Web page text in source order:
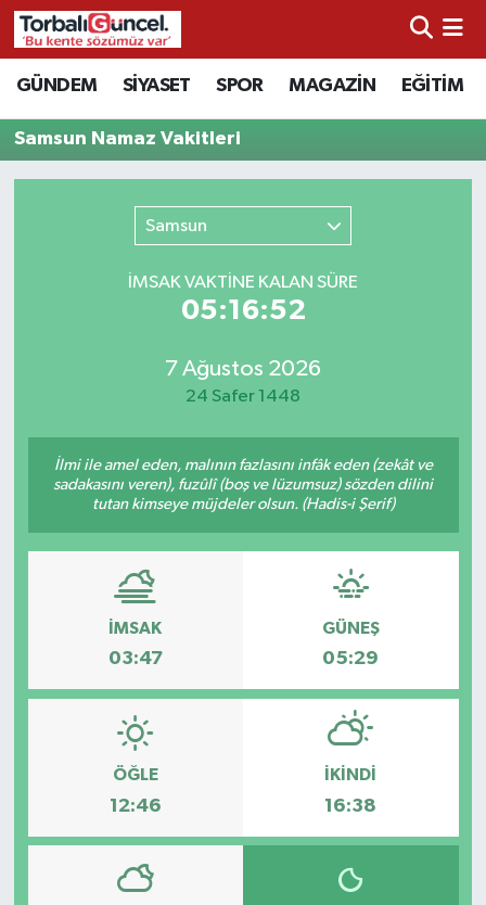
GÜNDEM SİYASET SPOR MAGAZİN EĞİTİM
Samsun Namaz Vakitleri
Samsun
İMSAK VAKTİNE KALAN SÜRE
05:16:52
7 Ağustos 2026
24 Safer 1448
İlmi ile amel eden, malının fazlasını infâk eden (zekât ve
sadakasını veren), fuzûlî (boş ve lüzumsuz) sözden dilini
tutan kimseye müjdeler olsun. (Hadis-i Şerif)
İMSAK
03:47
GÜNEŞ
05:29
ÖĞLE
12:46
İKINDI
16:38
İzmir Nöbetçi Eczaneler
İzmir Hava Durumu
İzmir Trafik Yoğunluk Haritası
Süper Lig Puan Durumu ve Fikstür
Tüm Manşetler
Haber Arşivi